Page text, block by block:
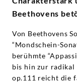
Beethovens
Von Beethovens
“Mondschein-
berühmte
bis hin zur radikal
op.111 reicht die